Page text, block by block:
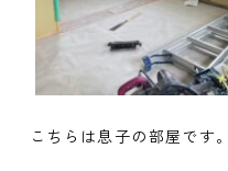
こちらは息子の部屋です。